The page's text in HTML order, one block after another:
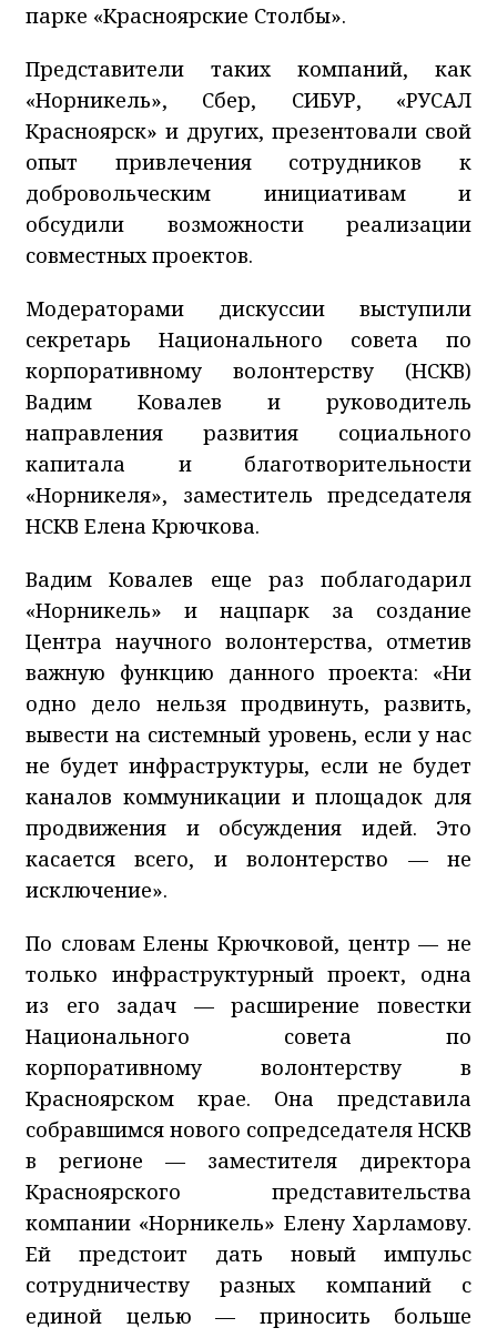
парке «Красноярские Столбы».
Представители таких компаний, как
«Норникель», Сбер, СИБУР, «РУСАЛ
Красноярск» и других, презентовали свой
опыт привлечения сотрудников к
добровольческим инициативам и
обсудили возможности реализации
совместных проектов.
Модераторами дискуссии выступили
секретарь Национального совета по
корпоративному волонтерству (НСКВ)
Вадим Ковалев и руководитель
направления развития социального
капитала и благотворительности
«Норникеля», заместитель председателя
НСКВ Елена Крючкова.
Вадим Ковалев еще раз поблагодарил
«Норникель» и нацпарк за создание
Центра научного волонтерства, отметив
важную функцию данного проекта: «Ни
одно дело нельзя продвинуть, развить,
вывести на системный уровень, если у нас
не будет инфраструктуры, если не будет
каналов коммуникации и площадок для
продвижения и обсуждения идей. Это
касается всего, и волонтерство — не
исключение».
По словам Елены Крючковой, центр — не
только инфраструктурный проект, одна
из его задач — расширение повестки
Национального совета по
корпоративному волонтерству в
Красноярском крае. Она представила
собравшимся нового сопредседателя НСКВ
в регионе — заместителя директора
Красноярского представительства
компании «Норникель» Елену Харламову.
Ей предстоит дать новый импульс
сотрудничеству разных компаний с
единой целью — приносить больше